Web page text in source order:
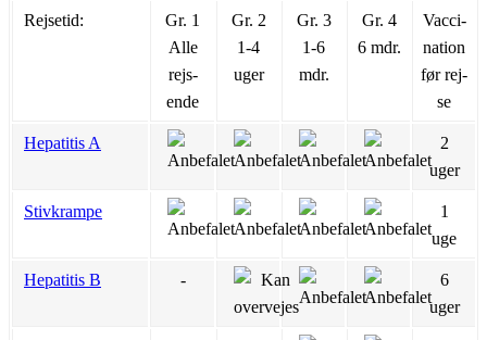
Rejsetid:
Gr. 1
Alle
rejs­
ende
Gr. 2
1-4
uger
Gr. 3
1-6
mdr.
Gr. 4
6 mdr.
Vac­ci­
na­tion
før rej­
se
Hepatitis A
2
uger
Stivkrampe
1
uge
Hepatitis B -
6
uger